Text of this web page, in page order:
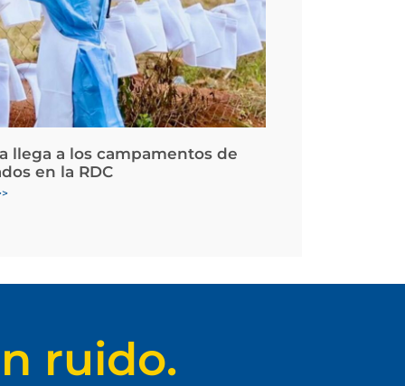
llega a los campamentos de
en la RDC
ruido.